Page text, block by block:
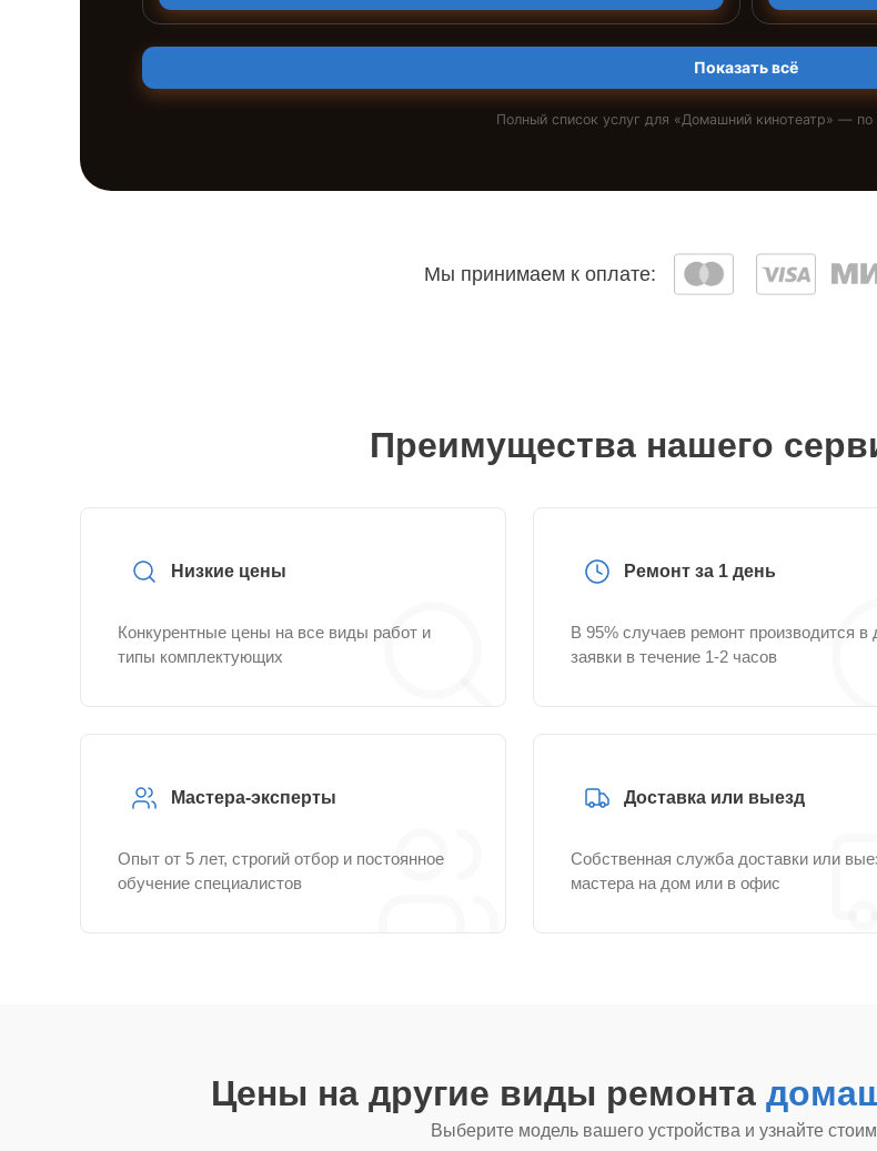
Показать всё
Полный список услуг для «Домашний кинотеатр» — по
Мы принимаем к оплате:
Преимущества нашего
Низкие цены
Конкурентные цены на все виды работ и
типы комплектующих
Ремонт за 1 день
В 95% случаев ремонт производится в
заявки в течение 1-2 часов
Мастера-эксперты
Опыт от 5 лет, строгий отбор и постоянное
обучение специалистов
Доставка или выезд
Собственная служба доставки или
мастера на дом или в офис
Цены на другие виды ремонта
Выберите модель вашего устройства и узнайте